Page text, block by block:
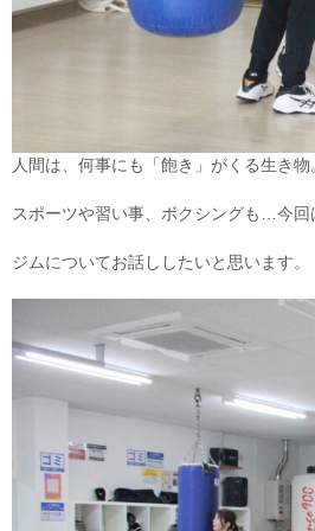
人間は、何事にも「飽き」がくる生き物
スポーツや習い事、ボクシングも…今回
ジムについてお話ししたいと思います。